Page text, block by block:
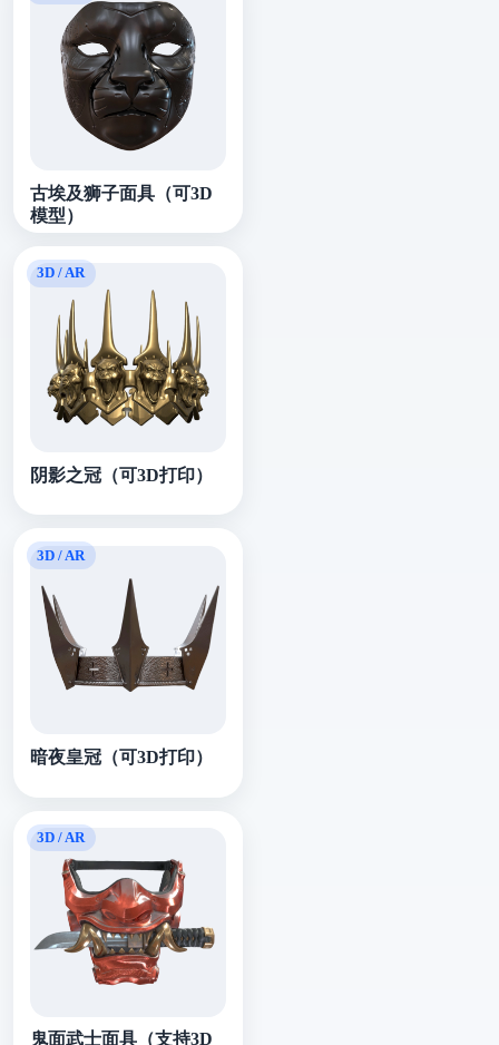
古埃及狮子面具（可3D
模型）
阴影之冠（可3D打印）
暗夜皇冠（可3D打印）
鬼面武士面具（支持3D